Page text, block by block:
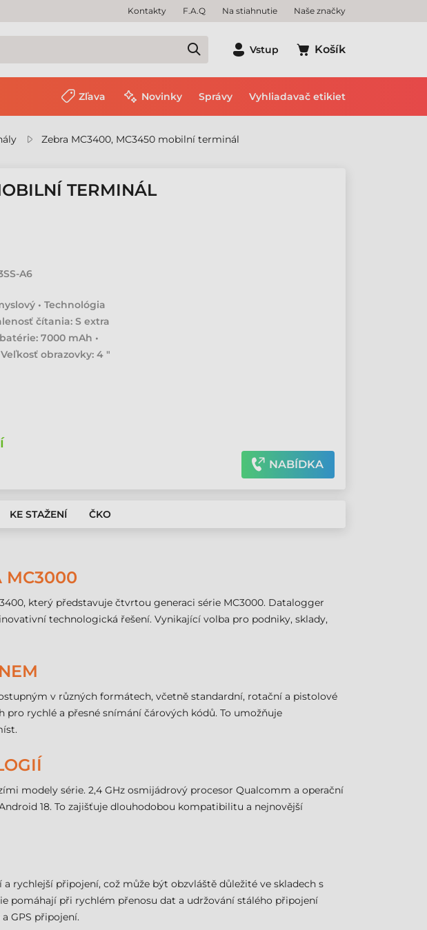
Kontakty F.A.Q Na stiahnutie Naše značky
Vstup Košík
Zľava Novinky Správy Vyhliadavač etikiet
Zebra MC3400, MC3450 mobilní terminál
TERMINÁL
A6
• Technológia
čítania: S extra
7000 mAh •
obrazovky: 4 "
NABÍDKA
KE STAŽENÍ ČKO
MC3000
který představuje čtvrtou generaci série MC3000. Datalogger
technologická řešení. Vynikající volba pro podniky, sklady,
v různých formátech, včetně standardní, rotační a pistolové
pro rychlé a přesné snímání čárových kódů. To umožňuje
modely série. 2,4 GHz osmijádrový procesor Qualcomm a operační
18. To zajišťuje dlouhodobou kompatibilitu a nejnovější
rychlejší připojení, což může být obzvláště důležité ve skladech s
pomáhají při rychlém přenosu dat a udržování stálého připojení
GPS připojení.